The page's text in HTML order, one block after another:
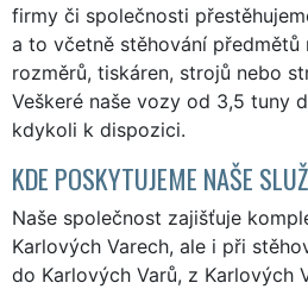
firmy či společnosti
a to včetně stěhování předmětů
rozměrů, tiskáren, strojů nebo
Veškeré naše vozy od 3,5 tuny
kdykoli k dispozici.
KDE POSKYTUJEME NAŠE
Naše společnost zajišťuje
Karlových Varech, ale i při
do Karlových Varů, z Karlových